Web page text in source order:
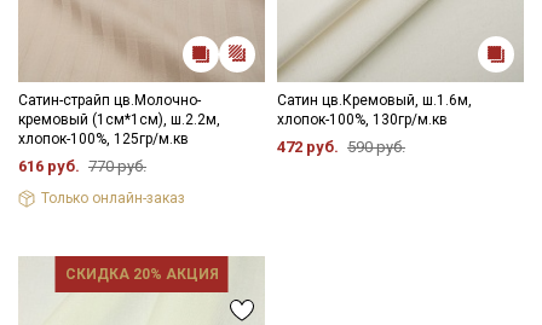
Сатин-страйп цв.Молочно-
кремовый (1см*1см), ш.2.2м,
хлопок-100%, 125гр/м.кв
616 руб. 770 руб.
Только онлайн-заказ
Сатин цв.Кремовый, ш.1.6м,
хлопок-100%, 130гр/м.кв
472 руб. 590 руб.
СКИДКА 20% АКЦИЯ